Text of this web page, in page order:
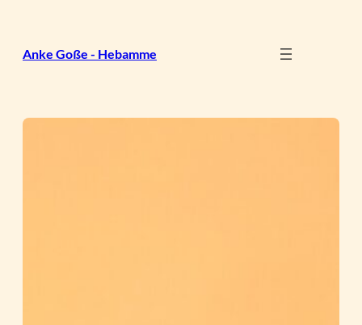
springen
Anke Goße - Hebamme